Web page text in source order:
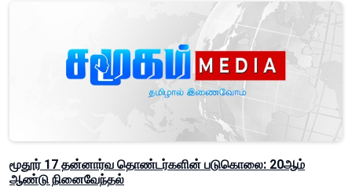
மூதூர் 17 தன்னார்வ தொண்டர்களின் படுகொலை: 20ஆம்
ஆண்டு நினைவேந்தல்